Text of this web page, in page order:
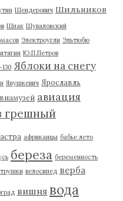
Шендерович Шильников
Шпак Шуваловский
Электроугли Эльтюбю
Ю.П.Петров
Яблоки на снегу
Янушкевич Ярославль
авиация
грешный
астра африканцы бабье лето
береза беременность
велосипед верба
вишня вода